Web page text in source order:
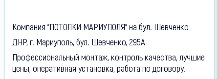
Компания "ПОТОЛКИ МАРИУПОЛЯ" на бул. Шевченко
ДНР, г. Мариуполь, бул. Шевченко, 295А
Профессиональный монтаж, контроль качества, лучшие
цены, оперативная установка, работа по договору.